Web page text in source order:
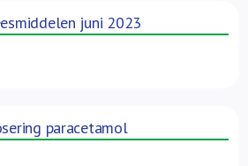
juni 2023
paracetamol